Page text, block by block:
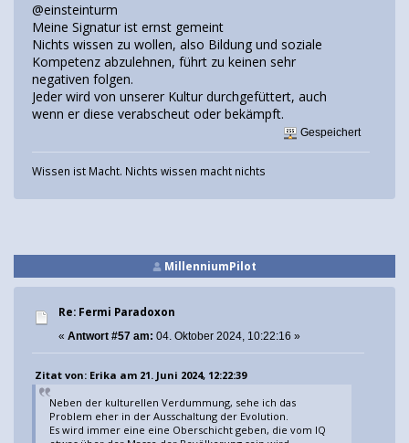
@einsteinturm
Meine Signatur ist ernst gemeint
Nichts wissen zu wollen, also Bildung und soziale
Kompetenz abzulehnen, führt zu keinen sehr
negativen folgen.
Jeder wird von unserer Kultur durchgefüttert, auch
wenn er diese verabscheut oder bekämpft.
Gespeichert
Wissen ist Macht. Nichts wissen macht nichts
MillenniumPilot
Re: Fermi Paradoxon
« Antwort #57 am: 04. Oktober 2024, 10:22:16 »
Zitat von: Erika am 21. Juni 2024, 12:22:39
Neben der kulturellen Verdummung, sehe ich das
Problem eher in der Ausschaltung der Evolution.
Es wird immer eine eine Oberschicht geben, die vom IQ